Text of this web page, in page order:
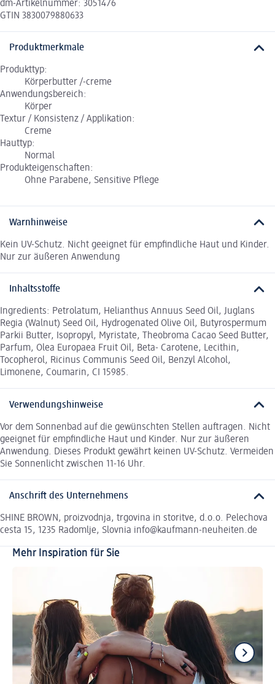
dm-Artikelnummer: 3051476
GTIN 3830079880633
Produktmerkmale
Produkttyp:
Körperbutter /-creme
Anwendungsbereich:
Körper
Textur / Konsistenz / Applikation:
Creme
Hauttyp:
Normal
Produkteigenschaften:
Ohne Parabene, Sensitive Pflege
Warnhinweise
Kein UV-Schutz. Nicht geeignet für empfindliche Haut und Kinder.
Nur zur äußeren Anwendung
Inhaltsstoffe
Ingredients: Petrolatum, Helianthus Annuus Seed Oil, Juglans
Regia (Walnut) Seed Oil, Hydrogenated Olive Oil, Butyrospermum
Parkii Butter, Isopropyl, Myristate, Theobroma Cacao Seed Butter,
Parfum, Olea Europaea Fruit Oil, Beta- Carotene, Lecithin,
Tocopherol, Ricinus Communis Seed Oil, Benzyl Alcohol,
Limonene, Coumarin, CI 15985.
Verwendungshinweise
Vor dem Sonnenbad auf die gewünschten Stellen auftragen. Nicht
geeignet für empfindliche Haut und Kinder. Nur zur äußeren
Anwendung. Dieses Produkt gewährt keinen UV-Schutz. Vermeiden
Sie Sonnenlicht zwischen 11-16 Uhr.
Anschrift des Unternehmens
SHINE BROWN, proizvodnja, trgovina in storitve, d.o.o. Pelechova
cesta 15, 1235 Radomlje, Slovnia info@kaufmann-neuheiten.de
Mehr Inspiration für Sie